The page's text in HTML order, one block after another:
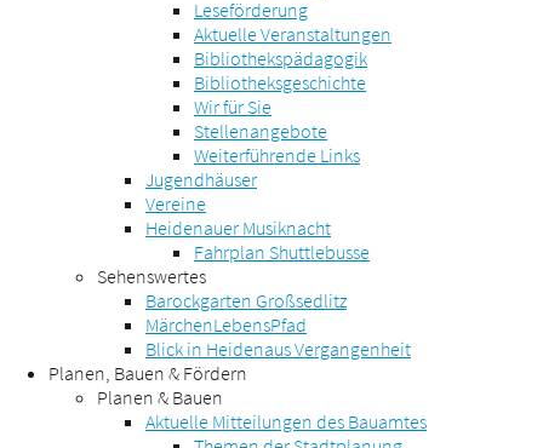
Leseförderung
Aktuelle Veranstaltungen
Bibliothekspädagogik
Bibliotheksgeschichte
Wir für Sie
Stellenangebote
Weiterführende Links
Jugendhäuser
Vereine
Heidenauer Musiknacht
Fahrplan Shuttlebusse
Sehenswertes
Barockgarten Großsedlitz
MärchenLebensPfad
Blick in Heidenaus Vergangenheit
Planen, Bauen & Fördern
Planen & Bauen
Aktuelle Mitteilungen des Bauamtes